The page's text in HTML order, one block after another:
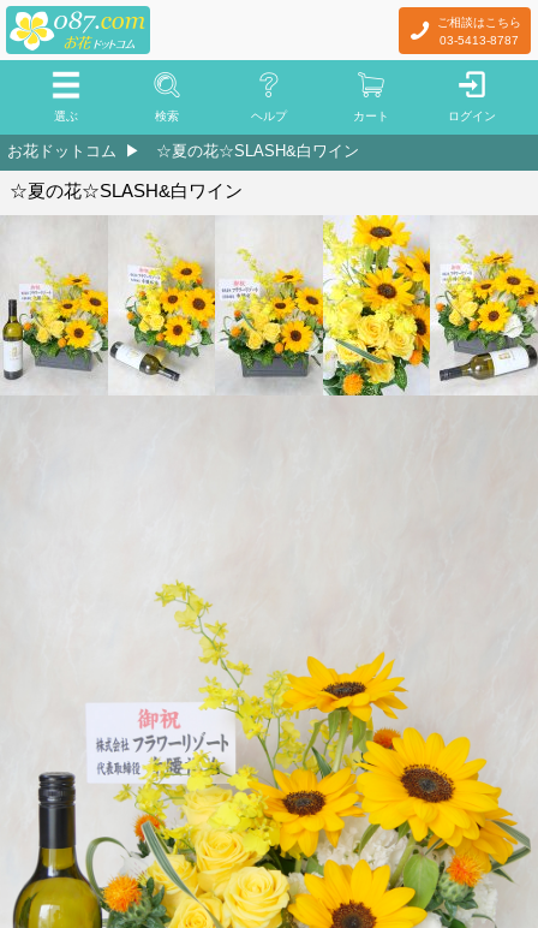
ご相談はこちら
03-5413-8787
選ぶ 検索 ヘルプ カート ログイン
お花ドットコム ☆夏の花☆SLASH&白ワイン
☆夏の花☆SLASH&白ワイン